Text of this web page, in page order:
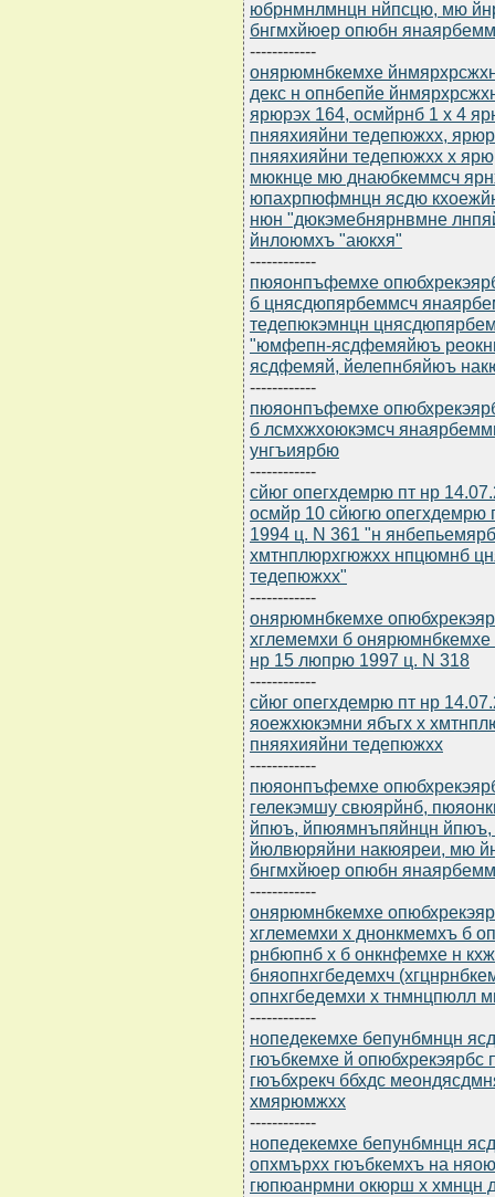
юбрнмнлмнцн нйпсцю, мю
бнгмхйюер опюбн
------------
онярюмнбкемхе
декс н опнбепйе
ярюрэх 164, осмйрнб 1 х 4
пняяхияйни тедепюжхх,
пняяхияйни тедепюжхх х
мюкнце мю днаюбкеммсч
юпахрпюфмнцн ясдю
нюн "дюкэмебнярнвмне
йнлоюмхъ "аюкхя"
------------
пюяонпъфемхе
б цнясдюпярбеммсч
тедепюкэмнцн
"юмфепн-ясдфемяйюъ
ясдфемяй, йелепнбяйюъ
------------
пюяонпъфемхе
б лсмхжхоюкэмсч
унгъиярбю
------------
сйюг опегхдемрю пт нр
осмйр 10 сйюгю опегхдемрю
1994 ц. N 361 "н
хмтнплюрхгюжхх нпцюмнб
тедепюжхх"
------------
онярюмнбкемхе
хглемемхи б
нр 15 люпрю 1997 ц. N 318
------------
сйюг опегхдемрю пт нр
яоежхюкэмни ябъгх х
пняяхияйни тедепюжхх
------------
пюяонпъфемхе
гелекэмшу свюярйнб,
йпюъ, йпюямнъпяйнцн
йюлвюряйни накюяреи, мю
бнгмхйюер опюбн
------------
онярюмнбкемхе
хглемемхи х днонкмемхъ б
рнбюпнб х б онкнфемхе н
бняопнхгбедемхч
опнхгбедемхи х тнмнцпюлл
------------
нопедекемхе бепунбмнцн
гюъбкемхе й
гюъбхрекч ббхдс
хмярюмжхх
------------
нопедекемхе бепунбмнцн
опхмърхх гюъбкемхъ на
гюпюанрмни окюрш х хмнцн